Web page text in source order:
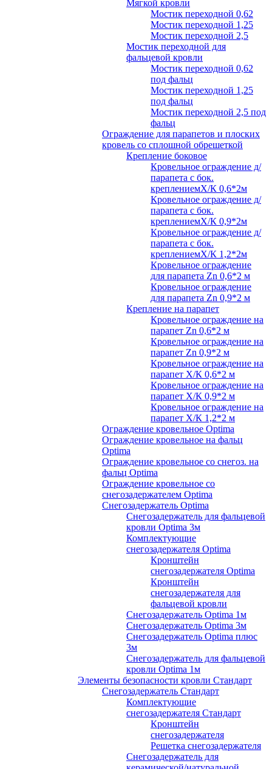
Мягкой кровли
Мостик переходной 0,62
Мостик переходной 1,25
Мостик переходной 2,5
Мостик переходной для
фальцевой кровли
Мостик переходной 0,62
под фальц
Мостик переходной 1,25
под фальц
Мостик переходной 2,5 под
фальц
Ограждение для парапетов и плоских
кровель со сплошной обрешеткой
Крепление боковое
Кровельное ограждение д/
парапета с бок.
креплениемХ/К 0,6*2м
Кровельное ограждение д/
парапета с бок.
креплениемХ/К 0,9*2м
Кровельное ограждение д/
парапета с бок.
креплениемХ/К 1,2*2м
Кровельное ограждение
для парапета Zn 0,6*2 м
Кровельное ограждение
для парапета Zn 0,9*2 м
Крепление на парапет
Кровельное ограждение на
парапет Zn 0,6*2 м
Кровельное ограждение на
парапет Zn 0,9*2 м
Кровельное ограждение на
парапет Х/К 0,6*2 м
Кровельное ограждение на
парапет Х/К 0,9*2 м
Кровельное ограждение на
парапет Х/К 1,2*2 м
Ограждение кровельное Optima
Ограждение кровельное на фальц
Optima
Ограждение кровельное со снегоз. на
фальц Optima
Ограждение кровельное со
снегозадержателем Optima
Снегозадержатель Optima
Снегозадержатель для фальцевой
кровли Optima 3м
Комплектующие
снегозадержателя Optima
Кронштейн
снегозадержателя Optima
Кронштейн
снегозадержателя для
фальцевой кровли
Снегозадержатель Optima 1м
Снегозадержатель Optima 3м
Снегозадержатель Optima плюс
3м
Снегозадержатель для фальцевой
кровли Optima 1м
Элементы безопасности кровли Стандарт
Снегозадержатель Стандарт
Комплектующие
снегозадержателя Стандарт
Кронштейн
снегозадержателя
Решетка снегозадержателя
Снегозадержатель для